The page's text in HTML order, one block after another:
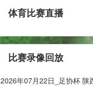
体育比赛直播
比赛录像回放
2026年07月22日_足协杯 陕